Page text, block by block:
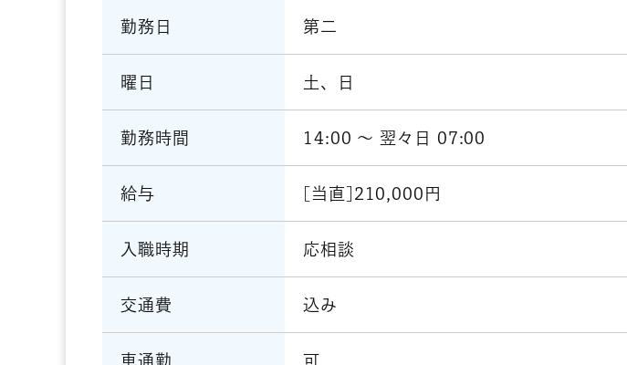
勤務日 第二
曜日 土、日
勤務時間 14:00 〜 翌々日 07:00
給与 [当直]210,000円
入職時期 応相談
交通費 込み
車通勤 可